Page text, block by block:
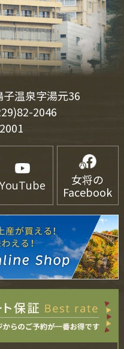
温泉字湯元36
2046
YouTube
女将の
Facebook